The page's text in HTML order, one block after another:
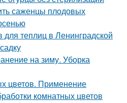
саженцы плодовых
теплиц в Ленинградской
на зиму. Уборка
цветов. Применение
комнатных цветов